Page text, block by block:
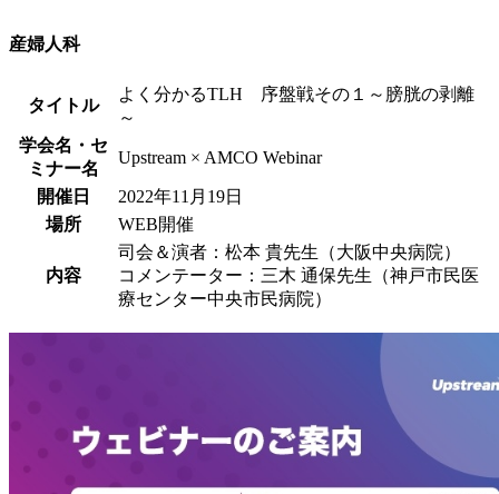
産婦人科
タイトル
よく分かるTLH 序盤戦その１～膀胱の剥離
～
学会名・セ
ミナー名
Upstream × AMCO Webinar
開催日
2022年11月19日
場所
WEB開催
内容
司会＆演者：松本 貴先生（大阪中央病院）
コメンテーター：三木 通保先生（神戸市民医
療センター中央市民病院）